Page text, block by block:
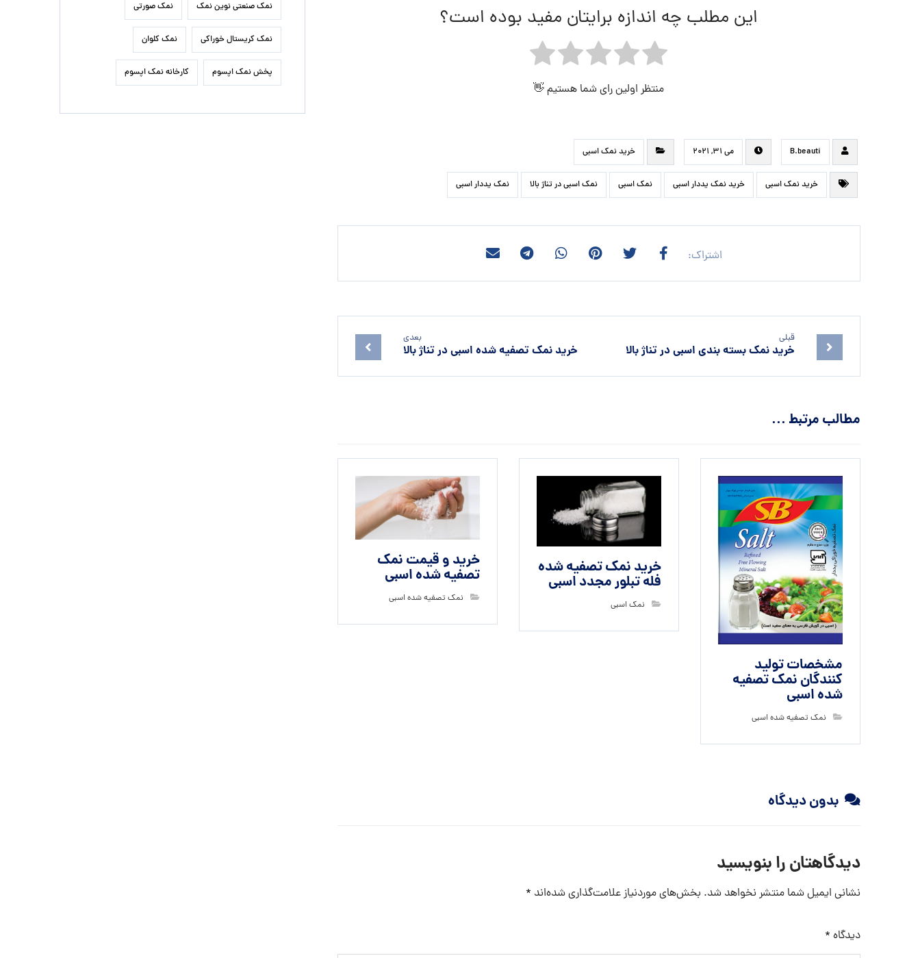
این مطلب چه اندازه برایتان مفید بوده است؟
منتظر اولین رای شما هستیم 👋
B.beauti می ۳۱, ۲۰۲۱ خرید نمک اسبی
خرید نمک اسبی خرید نمک یددار اسبی نمک اسبی نمک اسبی در تناژ بالا نمک یددار اسبی
قبلی
خرید نمک بسته بندی اسبی در تناژ بالا
بعدی
خرید نمک تصفیه شده اسبی در تناژ بالا
مطالب مرتبط ...
مشخصات تولید
کنندگان نمک تصفیه
شده اسبی
نمک تصفیه شده اسبی
خرید نمک تصفیه شده
فله تبلور مجدد اسبی
نمک اسبی
خرید و قیمت نمک
تصفیه شده اسبی
نمک تصفیه شده اسبی
بدون دیدگاه
دیدگاهتان را بنویسید
نشانی ایمیل شما منتشر نخواهد شد. بخش‌های موردنیاز علامت‌گذاری شده‌اند *
دیدگاه *
نمک صنعتی نوین نمک نمک صورتی
نمک کریستال خوراکی نمک کلوان
پخش نمک اپسوم کارخانه نمک اپسوم